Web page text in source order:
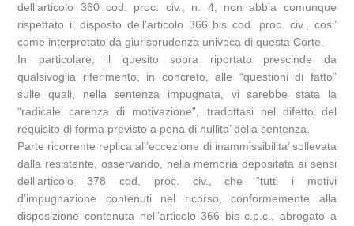
dell’articolo 360 cod. proc. civ., n. 4, non abbia comunque
rispettato il disposto dell’articolo 366 bis cod. proc. civ., cosi’
come interpretato da giurisprudenza univoca di questa Corte.
In particolare, il quesito sopra riportato prescinde da
qualsivoglia riferimento, in concreto, alle “questioni di fatto”
sulle quali, nella sentenza impugnata, vi sarebbe stata la
“radicale carenza di motivazione”, tradottasi nel difetto del
requisito di forma previsto a pena di nullita’ della sentenza.
Parte ricorrente replica all’eccezione di inammissibilita’ sollevata
dalla resistente, osservando, nella memoria depositata ai sensi
dell’articolo 378 cod. proc. civ., che “tutti i motivi
d’impugnazione contenuti nel ricorso, conformemente alla
disposizione contenuta nell’articolo 366 bis c.p.c., abrogato a